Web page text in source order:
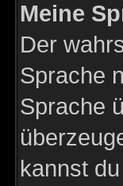
Meine
Der
Sprache
Sprache
kannst